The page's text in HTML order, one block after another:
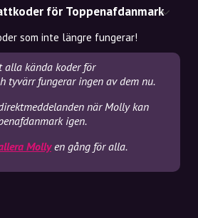
för Toppenafdanmark
som inte längre fungerar!
kända koder för
tyvärr fungerar ingen av dem nu.
när Molly kan
igen.
Mollyen gång för alla.